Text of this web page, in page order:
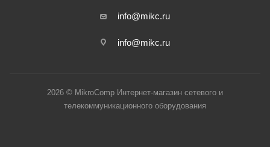
info@mikc.ru
info@mikc.ru
2026 © MikroComp Интернет-магазин сетевого и
телекоммуникационного оборудования